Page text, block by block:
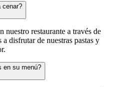
cenar?
nuestro restaurante a través de
disfrutar de nuestras pastas y
en su menú?